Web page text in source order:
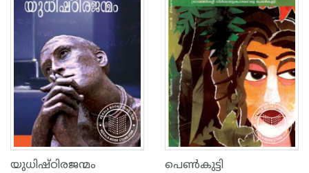
യുധിഷ്ഠിരജന്മം പെണ്‍കുട്ടി